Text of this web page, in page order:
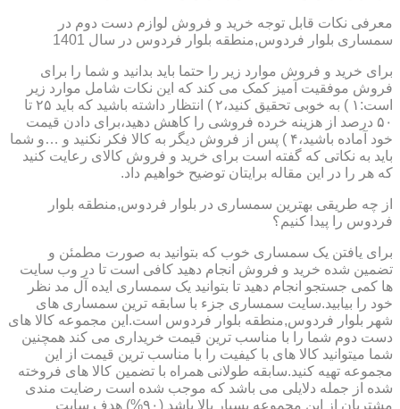
معرفی نکات قابل توجه خرید و فروش لوازم دست دوم در
سمساری بلوار فردوس,منطقه بلوار فردوس در سال 1401
برای خرید و فروش موارد زیر را حتما باید بدانید و شما را برای
فروش موفقیت آمیز کمک می کند که این نکات شامل موارد زیر
است:۱ ) به خوبی تحقیق کنید،۲ ) انتظار داشته باشید که باید ۲۵ تا
۵۰ درصد از هزینه خرده فروشی را کاهش دهید،برای دادن قیمت
خود آماده باشید،۴ ) پس از فروش دیگر به کالا فکر نکنید و …و شما
باید به نکاتی که گفته است برای خرید و فروش کالای رعایت کنید
که هر را در این مقاله برایتان توضیح خواهیم داد.
از چه طریقی بهترین سمساری در بلوار فردوس,منطقه بلوار
فردوس را پیدا کنیم؟
برای یافتن یک سمساری خوب که بتوانید به صورت مطمئن و
تضمین شده خرید و فروش انجام دهید کافی است تا در وب سایت
ها کمی جستجو انجام دهید تا بتوانید یک سمساری ایده آل مد نظر
خود را بیابید.سایت سمساری جزء با سابقه ترین سمساری های
شهر بلوار فردوس,منطقه بلوار فردوس است.این مجموعه کالا های
دست دوم شما را با مناسب ترین قیمت خریداری می کند همچنین
شما میتوانید کالا های با کیفیت را با مناسب ترین قیمت از این
مجموعه تهیه کنید.سابقه طولانی همراه با تضمین کالا های فروخته
شده از جمله دلایلی می باشد که موجب شده است رضایت مندی
مشتریان از این مجموعه بسیار بالا باشد (۹۰%) هدف سایت